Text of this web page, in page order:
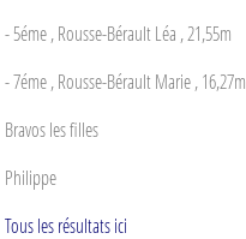
- 5éme , Rousse-Bérault Léa , 21,55m
- 7éme , Rousse-Bérault Marie , 16,27m
Bravos les filles
Philippe
Tous les résultats ici